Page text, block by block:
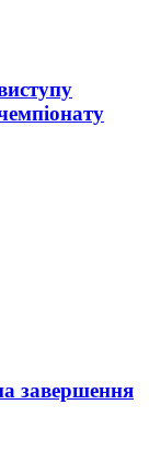
завершення